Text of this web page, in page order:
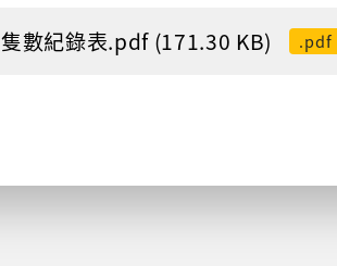
隻數紀錄表.pdf (171.30 KB) .pdf